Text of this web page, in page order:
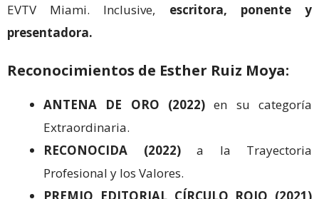
EVTV Miami. Inclusive, escritora, ponente y
presentadora.
Reconocimientos de Esther Ruiz Moya:
ANTENA DE ORO (2022) en su categoría
Extraordinaria.
RECONOCIDA (2022)a la Trayectoria
Profesional y los Valores.